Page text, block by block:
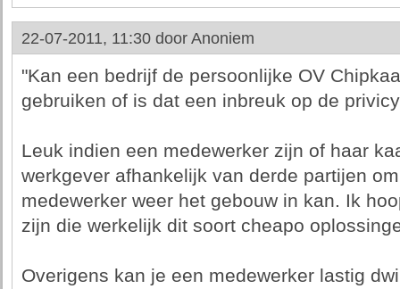
22-07-2011, 11:30 door Anoniem
"Kan een bedrijf de persoonlijke OV
gebruiken of is dat een inbreuk op de
Leuk indien een medewerker zijn of haar
werkgever afhankelijk van derde partijen
medewerker weer het gebouw in kan. Ik
zijn die werkelijk dit soort cheapo
Overigens kan je een medewerker lastig